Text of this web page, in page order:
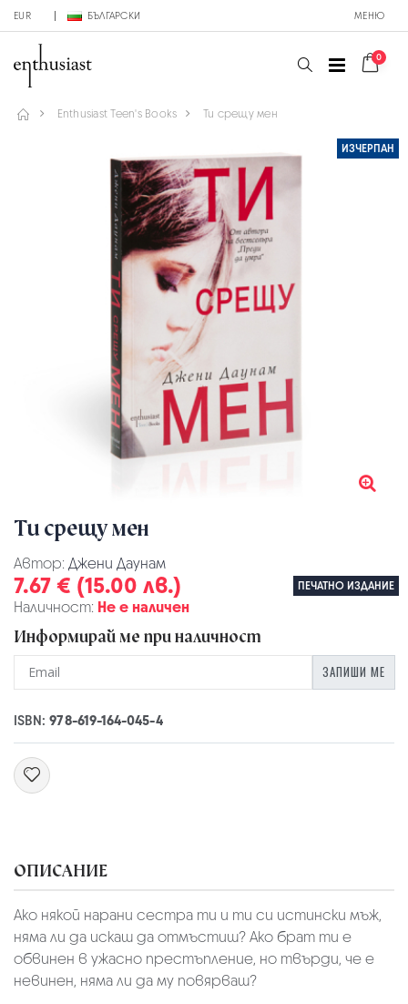
EUR БЪЛГАРСКИ МЕНЮ
0
Enthusiast Teen's Books Ти срещу мен
ИЗЧЕРПАН
Ти срещу мен
Автор: Джени Даунам
7.67 € (15.00 лв.) ПЕЧАТНО ИЗДАНИЕ
Наличност: Не е наличен
Информирай ме при наличност
ЗАПИШИ МЕ
ISBN:978-619-164-045-4
ОПИСАНИЕ
Ако някой нарани сестра ти и ти си истински мъж,
няма ли да искаш да отмъстиш? Ако брат ти е
обвинен в ужасно престъпление, но твърди, че е
невинен, няма ли да му повярваш?